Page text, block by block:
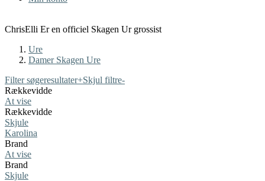
ChrisElli Er en officiel Skagen Ur grossist
Ure
Damer Skagen Ure
Filter søgeresultater+Skjul filtre-
Rækkevidde
At vise
Rækkevidde
Skjule
Karolina
Brand
At vise
Brand
Skjule